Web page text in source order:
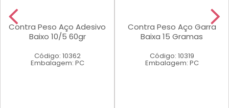
Contra Peso Aço Adesivo
Baixo 10/5 60gr
Código: 10362
Embalagem: PC
Contra Peso Aço Garra
Baixa 15 Gramas
Código: 10319
Embalagem: PC